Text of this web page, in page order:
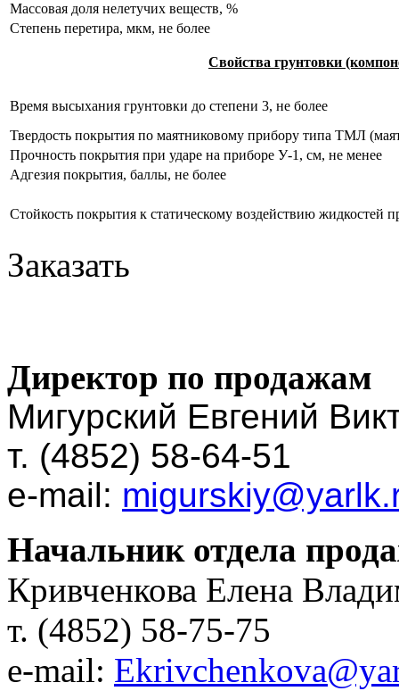
Массовая доля нелетучих веществ, %
Степень перетира, мкм, не более
Свойства грунтовки
Время высыхания грунтовки до степени 3, не более
Твердость покрытия по маятниковому прибору типа ТМЛ
Прочность покрытия при ударе на приборе У-1, см, не менее
Адгезия покрытия, баллы, не более
Стойкость покрытия к статическому воздействию жидкостей
Заказать
Директор по продажам
Мигурский Евгений
т. (4852) 58-64-51
e-mail:
Начальник отдела
Кривченкова Елена
т. (4852) 58-75-75
e-mail: